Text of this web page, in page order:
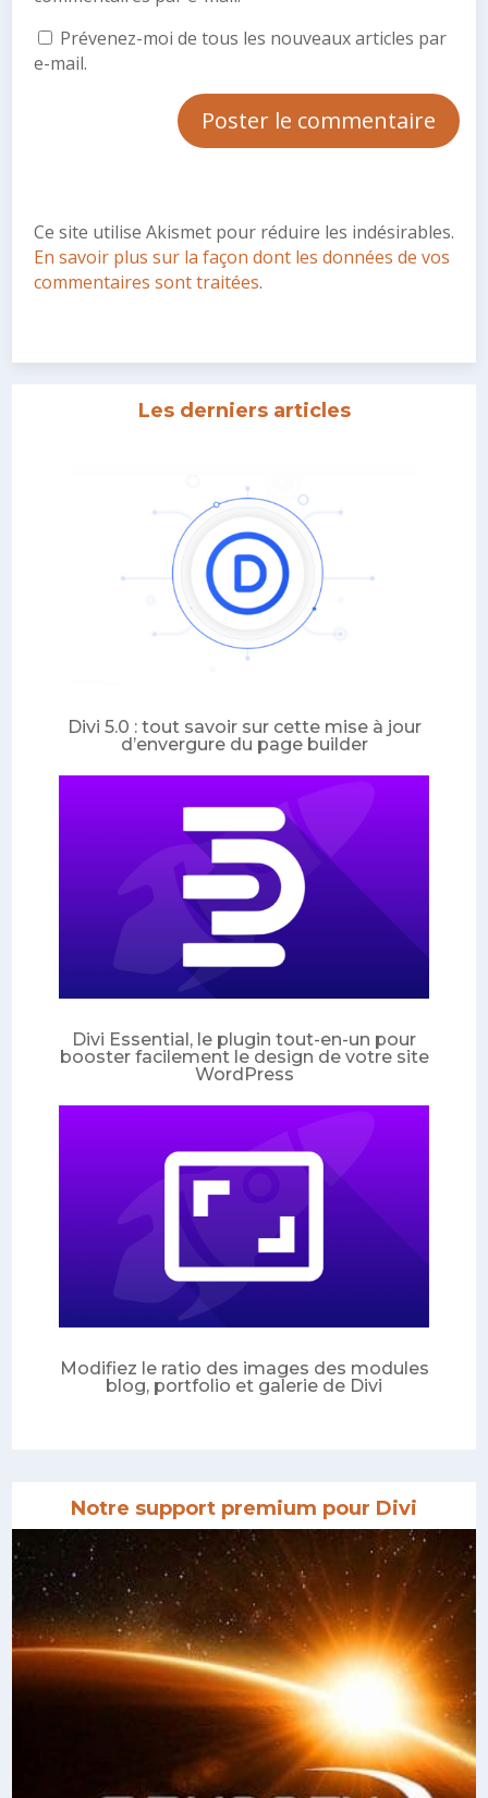
Prévenez-moi de tous les nouveaux articles par
e-mail.
Ce site utilise Akismet pour réduire les indésirables.
En savoir plus sur la façon dont les données de vos
commentaires sont traitées.
Les derniers articles
Divi 5.0 : tout savoir sur cette mise à jour
d’envergure du page builder
Divi Essential, le plugin tout-en-un pour
booster facilement le design de votre site
WordPress
Modifiez le ratio des images des modules
blog, portfolio et galerie de Divi
Notre support premium pour Divi